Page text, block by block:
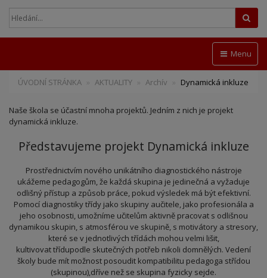
Menu
ÚVODNÍ STRÁNKA AKTUALITY Archív Dynamická inkluze
Naše škola se účastní mnoha projektů. Jedním z nich je projekt
dynamická inkluze.
Představujeme projekt Dynamická inkluze
Prostřednictvím nového unikátního diagnostického nástroje
ukážeme pedagogům, že každá skupina je jedinečná a vyžaduje
odlišný přístup a způsob práce, pokud výsledek má být efektivní.
Pomocí diagnostiky třídy jako skupiny aučitele, jako profesionála a
jeho osobnosti, umožníme učitelům aktivně pracovat s odlišnou
dynamikou skupin, s atmosférou ve skupině, s motivátory a stresory,
které se v jednotlivých třídách mohou velmi lišit,
kultivovat třídupodle skutečných potřeb nikoli domnělých. Vedení
školy bude mít možnost posoudit kompatibilitu pedagoga střídou
(skupinou),dříve než se skupina fyzicky sejde.